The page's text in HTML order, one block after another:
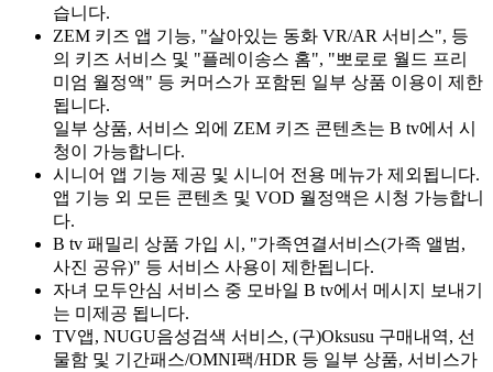
습니다.
ZEM 키즈 앱 기능, "살아있는 동화 VR/AR 서비스", 등
의 키즈 서비스 및 "플레이송스 홈", "뽀로로 월드 프리
미엄 월정액" 등 커머스가 포함된 일부 상품 이용이 제한
됩니다.
일부 상품, 서비스 외에 ZEM 키즈 콘텐츠는 B tv에서 시
청이 가능합니다.
시니어 앱 기능 제공 및 시니어 전용 메뉴가 제외됩니다.
앱 기능 외 모든 콘텐츠 및 VOD 월정액은 시청 가능합니
다.
B tv 패밀리 상품 가입 시, "가족연결서비스(가족 앨범,
사진 공유)" 등 서비스 사용이 제한됩니다.
자녀 모두안심 서비스 중 모바일 B tv에서 메시지 보내기
는 미제공 됩니다.
TV앱, NUGU음성검색 서비스, (구)Oksusu 구매내역, 선
물함 및 기간패스/OMNI팩/HDR 등 일부 상품, 서비스가